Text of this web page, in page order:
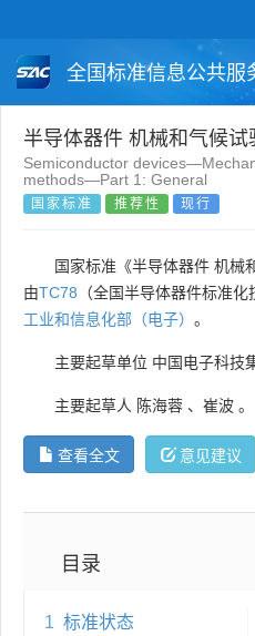
全国标准信息公共服
国家标准 行业
团体标准
半导体器件 机械和气候试
Semiconductor
methods―Part 1: General
国家标准 推荐性 现行
国家标准《半导体器件 机械
由TC78 （全国半导体器件标准
工业和信息化部（电子） 。
主要起草单位 中国电子科技
主要起草人 陈海蓉 、 崔波 。
查看全文 意见建议
目录
1 标准状态